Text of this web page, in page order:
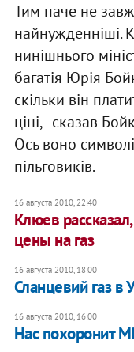
Тим паче не
найнужденніші.
нинішнього
багатія Юрія
скільки він
ціні, - сказав
Ось воно
пільговиків.
16 августа 2010, 22:40
Клюев
цены на газ
16 августа 2010, 18:00
Сланцевий газ в
16 августа 2010, 16:00
​Нас похоронит